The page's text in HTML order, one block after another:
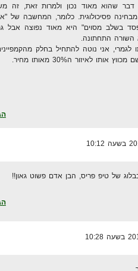
דבר שהוא מאוד נכון ולמרות זאת, זה
פסיכולוגית. כלומר, המחשבה של
בשלב מסוים" היא מאוד נפוצה אבל
השורה התחתונה.
לגמרי, אני נוטה להתחיל בחלק
לאיזור ה30% מאותו מחיר.
של טיפ פריס, הבן אדם פשוט גאון!!